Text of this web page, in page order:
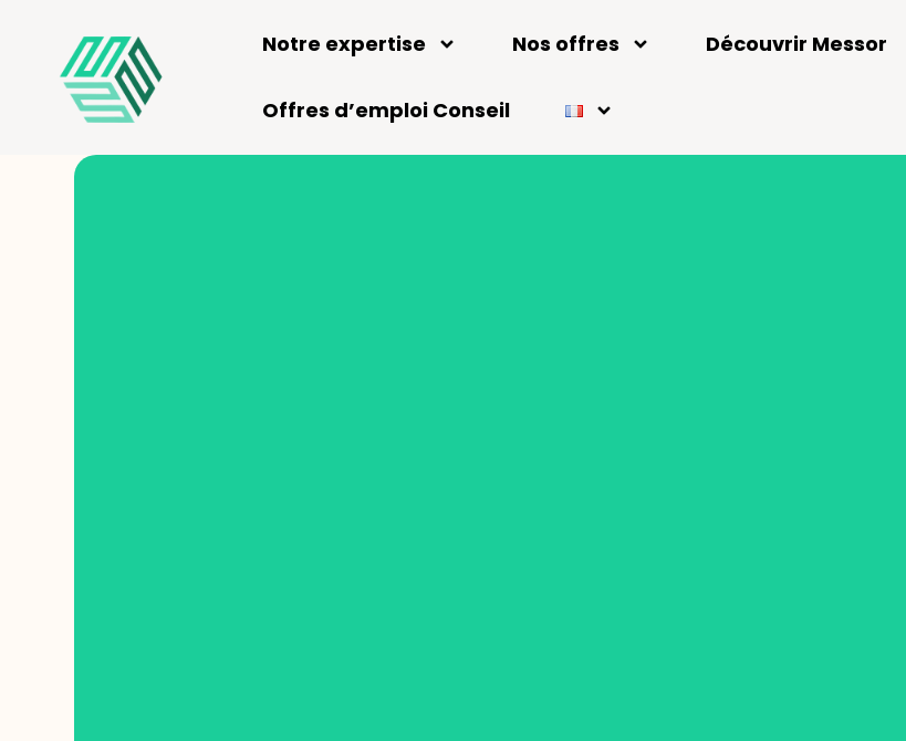
Notre expertise Nos offres Découvrir Messor
Offres d’emploi Conseil